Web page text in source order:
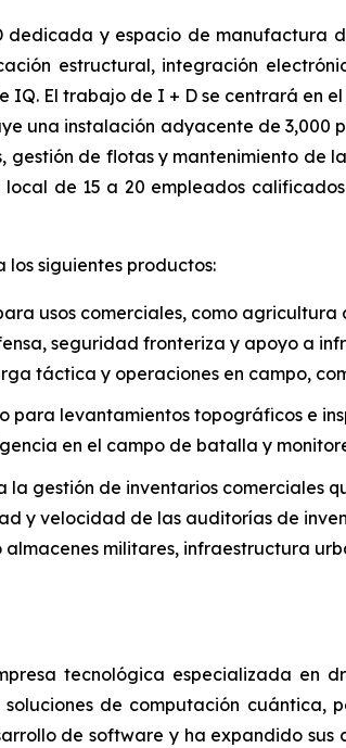
y espacio de manufactura
estructural, integración
IQ. El trabajo de I + D se centrará en
una instalación adyacente de
de flotas y mantenimiento de
de 15 a 20 empleados
siguientes productos:
usos comerciales, como agricultura
seguridad fronteriza y apoyo a
táctica y operaciones en campo,
levantamientos topográficos e
en el campo de batalla y
gestión de inventarios comerciales
y velocidad de las auditorías de
militares, infraestructura
tecnológica especializada en
de computación cuántica,
de software y ha expandido